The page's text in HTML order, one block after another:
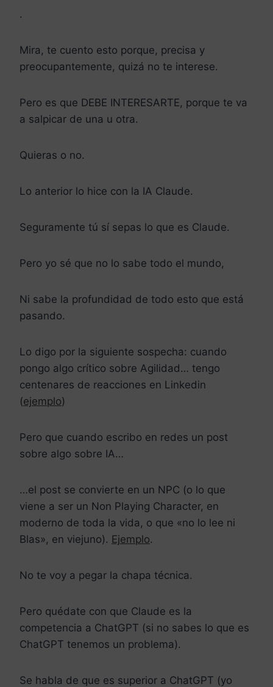
.
Mira, te cuento esto porque, precisa y
preocupantemente, quizá no te interese.
Pero es que DEBE INTERESARTE, porque te va
a salpicar de una u otra.
Quieras o no.
Lo anterior lo hice con la IA Claude.
Seguramente tú sí sepas lo que es Claude.
Pero yo sé que no lo sabe todo el mundo,
Ni sabe la profundidad de todo esto que está
pasando.
Lo digo por la siguiente sospecha: cuando
pongo algo crítico sobre Agilidad… tengo
centenares de reacciones en Linkedin
(ejemplo)
Pero que cuando escribo en redes un post
sobre algo sobre IA…
…el post se convierte en un NPC (o lo que
viene a ser un Non Playing Character, en
moderno de toda la vida, o que «no lo lee ni
Blas», en viejuno). Ejemplo.
No te voy a pegar la chapa técnica.
Pero quédate con que Claude es la
competencia a ChatGPT (si no sabes lo que es
ChatGPT tenemos un problema).
Se habla de que es superior a ChatGPT (yo